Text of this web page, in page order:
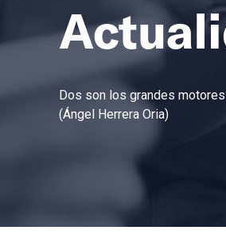
Dos son los grandes
(Ángel Herrera Oria)